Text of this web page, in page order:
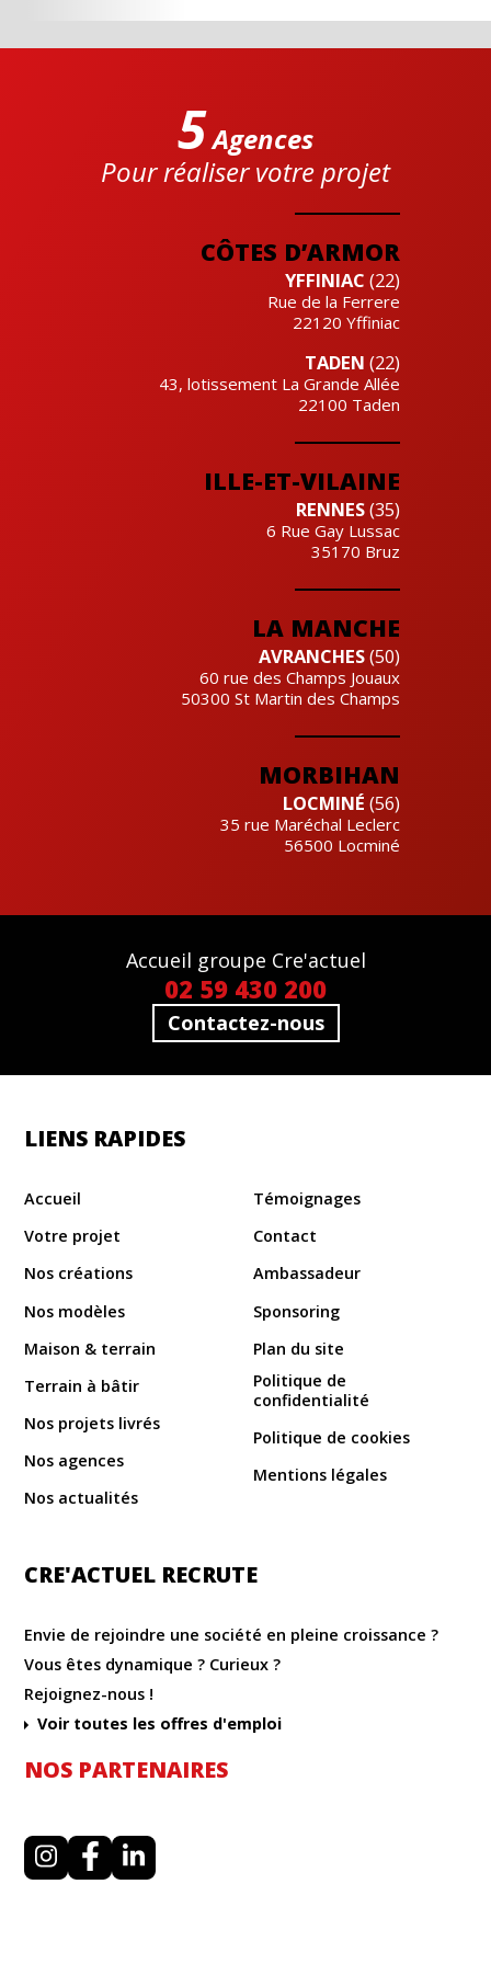
CÔTES D’ARMOR
YFFINIAC (22)
Rue de la Ferrere
22120 Yffiniac
TADEN (22)
43, lotissement La Grande Allée
22100 Taden
ILLE-ET-VILAINE
RENNES(35)
6 Rue Gay Lussac
35170 Bruz
LA MANCHE
AVRANCHES(50)
60 rue des Champs Jouaux
50300 St Martin des Champs
MORBIHAN
LOCMINÉ (56)
35 rue Maréchal Leclerc
56500 Locminé
5Agences
Pour réaliser votre projet
Accueil groupe Cre'actuel
02 59 430 200
Contactez-nous
LIENS RAPIDES
Accueil
Votre projet
Nos créations
Nos modèles
Maison & terrain
Terrain à bâtir
Nos projets livrés
Nos agences
Nos actualités
Témoignages
Contact
Ambassadeur
Sponsoring
Plan du site
Politique de
confidentialité
Politique de cookies
Mentions légales
CRE'ACTUEL RECRUTE
Envie de rejoindre une société en pleine croissance ?
Vous êtes dynamique ? Curieux ?
Rejoignez-nous !
Voir toutes les offres d'emploi
NOS PARTENAIRES
I
n
F
a
L
i